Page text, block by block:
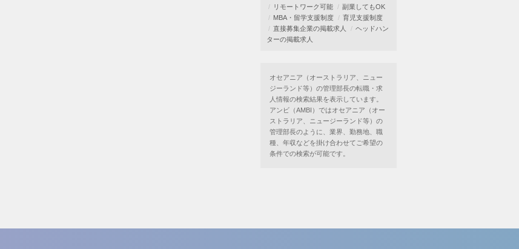
リモートワーク可能
副業してもOK
MBA・留学支援制度
育児支援制度
直接募集企業の掲載求人
ヘッドハン
ターの掲載求人
オセアニア（オーストラリア、ニュー
ジーランド等）の管理部長の転職・求
人情報の検索結果を表示しています。
アンビ（AMBI）ではオセアニア（オー
ストラリア、ニュージーランド等）の
管理部長のように、業界、勤務地、職
種、年収などを掛け合わせてご希望の
条件での検索が可能です。